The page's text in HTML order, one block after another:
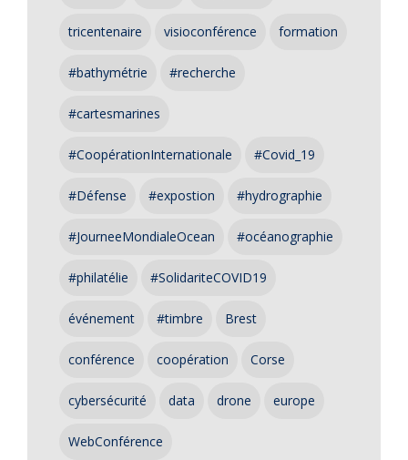
tricentenaire visioconférence formation
#bathymétrie #recherche
#cartesmarines
#CoopérationInternationale #Covid_19
#Défense #expostion #hydrographie
#JourneeMondialeOcean #océanographie
#philatélie #SolidariteCOVID19
événement #timbre Brest
conférence coopération Corse
cybersécurité data drone europe
WebConférence